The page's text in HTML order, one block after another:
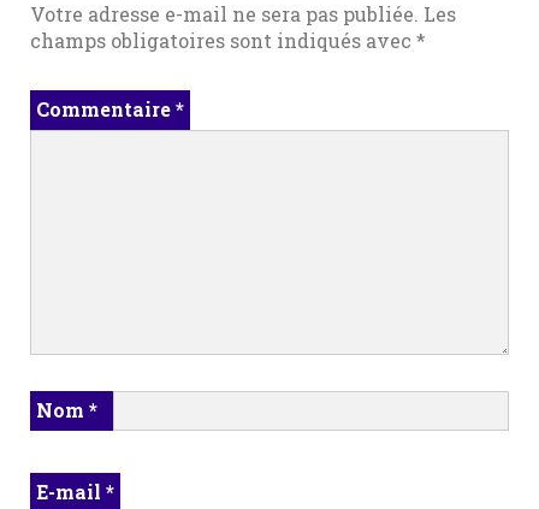
Votre adresse e-mail ne sera pas publiée. Les
champs obligatoires sont indiqués avec *
Commentaire*
Nom *
E-mail *